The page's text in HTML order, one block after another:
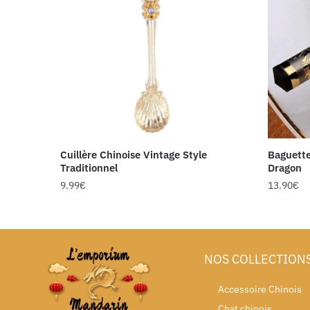
Cuillère Chinoise Vintage Style
Traditionnel
9.99€
Dragon
13.90€
NOS
Accessoire Chinois